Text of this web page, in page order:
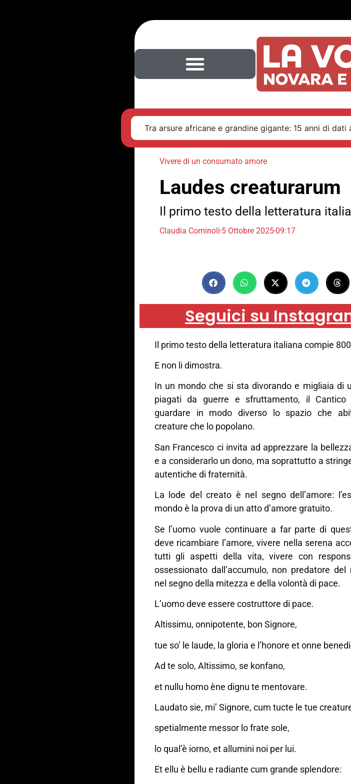
Tra arsure africane e grandine gigante: 15 anni di
Vivere di un consumato amore
Laudes creaturarum
Il primo testo della letteratura
Claudia Cominoli5 Ottobre 202509:17
Seguici su
Il primo testo della letteratura italiana compie
E non li dimostra.
In un mondo che si sta divorando e migliaia di
piagati da guerre e sfruttamento, il
guardare in modo diverso lo spazio che
creature che lo popolano.
San Francesco ci invita ad apprezzare la
e a considerarlo un dono, ma soprattutto a
autentiche di fraternità.
La lode del creato è nel segno dell’amore:
mondo è la prova di un atto d’amore gratuito.
Se l’uomo vuole continuare a far parte di
deve ricambiare l’amore, vivere nella serena
tutti gli aspetti della vita, vivere con
ossessionato dall’accumulo, non predatore del
nel segno della mitezza e della volontà di pace.
L’uomo deve essere costruttore di pace.
Altissimu, onnipotente, bon Signore,
tue so’ le laude, la gloria e l’honore et onne
Ad te solo, Altissimo, se konfano,
et nullu homo ène dignu te mentovare.
Laudato sie, mi’ Signore, cum tucte le tue
spetialmente messor lo frate sole,
lo qual’è iorno, et allumini noi per lui.
Et ellu è bellu e radiante cum grande splendore: